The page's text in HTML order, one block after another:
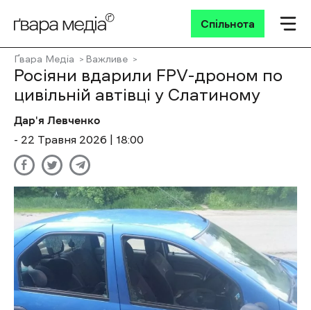
Спільнота
Ґвара Медіа Важливе
Росіяни вдарили FPV-дроном по
цивільній автівці у Слатиному
Дар'я Левченко
- 22 Травня 2026 | 18:00